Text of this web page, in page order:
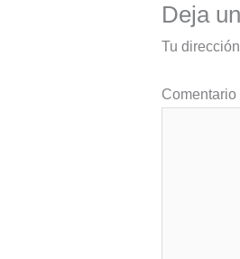
Deja
Tu
Comentario